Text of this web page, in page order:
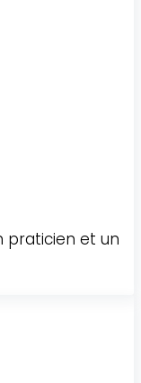
praticien et un